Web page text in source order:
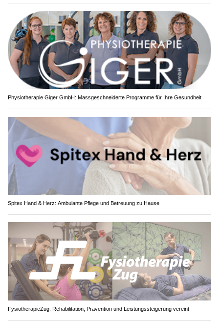
Physiotherapie Giger GmbH: Massgeschneiderte Programme für Ihre Gesundheit
Spitex Hand & Herz: Ambulante Pflege und Betreuung zu Hause
FysiotherapieZug: Rehabilitation, Prävention und Leistungssteigerung vereint